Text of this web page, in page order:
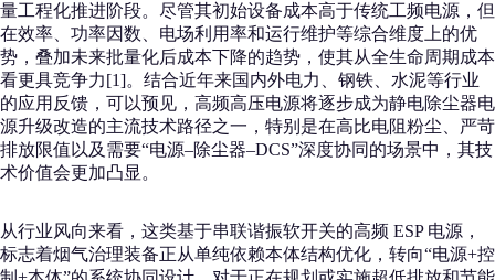
量工程化推进阶段。尽管其初始设备成本高于传统工频电源，但
在效率、功率因数、电场利用率和运行维护等综合维度上的优
势，叠加未来批量化后成本下降的趋势，使其从全生命周期成本
看更具竞争力[1]。结合近年来国内外电力、钢铁、水泥等行业
的应用反馈，可以预见，高频高压电源将逐步成为静电除尘器电
源升级改造的主流技术路径之一，特别是在高比电阻粉尘、严苛
排放限值以及需要“电源–除尘器–DCS”深度协同的场景中，其技
术价值会更加凸显。
从行业风向来看，这类基于串联谐振软开关的高频 ESP 电源，
标志着烟气治理装备正从单纯依赖本体结构优化，转向“电源+控